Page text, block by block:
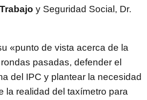
y Seguridad Social, Dr.
«punto de vista acerca de la
pasadas, defender el
del IPC y plantear la necesidad
la realidad del taxímetro para